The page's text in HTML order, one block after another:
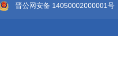
晋公网安备 14050002000001号